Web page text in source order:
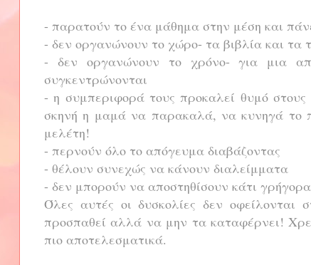
- παρατούν το ένα μάθημα στην μέση και
- δεν οργανώνουν το χώρο- τα βιβλία και τα
- δεν οργανώνουν το χρόνο- για μια
συγκεντρώνονται
- η συμπεριφορά τους προκαλεί θυμό
σκηνή η μαμά να παρακαλά, να κυνηγά το
μελέτη!
- περνούν όλο το απόγευμα διαβάζοντας
- θέλουν συνεχώς να κάνουν διαλείμματα
- δεν μπορούν να αποστηθίσουν κάτι γρήγορα
Όλες αυτές οι δυσκολίες δεν οφείλονται
προσπαθεί αλλά να μην τα καταφέρνει!
πιο αποτελεσματικά.